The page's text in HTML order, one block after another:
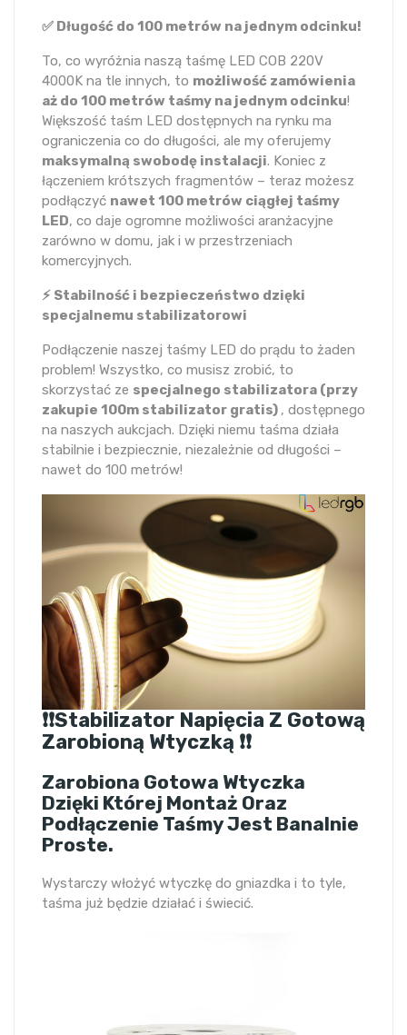
✅ Długość do 100 metrów na jednym odcinku!
To, co wyróżnia naszą taśmę LED COB 220V
4000K na tle innych, to możliwość zamówienia
aż do 100 metrów taśmy na jednym odcinku!
Większość taśm LED dostępnych na rynku ma
ograniczenia co do długości, ale my oferujemy
maksymalną swobodę instalacji. Koniec z
łączeniem krótszych fragmentów – teraz możesz
podłączyć nawet 100 metrów ciągłej taśmy
LED, co daje ogromne możliwości aranżacyjne
zarówno w domu, jak i w przestrzeniach
komercyjnych.
⚡ Stabilność i bezpieczeństwo dzięki
specjalnemu stabilizatorowi
Podłączenie naszej taśmy LED do prądu to żaden
problem! Wszystko, co musisz zrobić, to
skorzystać ze specjalnego stabilizatora (przy
zakupie 100m stabilizator gratis) , dostępnego
na naszych aukcjach. Dzięki niemu taśma działa
stabilnie i bezpiecznie, niezależnie od długości –
nawet do 100 metrów!
❗❗Stabilizator Napięcia Z Gotową
Zarobioną Wtyczką ❗❗
Zarobiona Gotowa Wtyczka
Dzięki Której Montaż Oraz
Podłączenie Taśmy Jest Banalnie
Proste.
Wystarczy włożyć wtyczkę do gniazdka i to tyle,
taśma już będzie działać i świecić.